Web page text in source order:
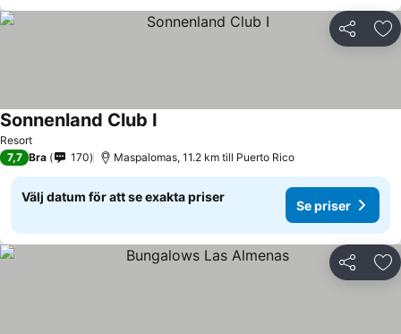
Dela
Resort
Sonnenland Club I
7,7 Bra 170 Maspalomas, 11.2 km till Puerto Rico
Välj datum för att se exakta priser
Se priser
Dela